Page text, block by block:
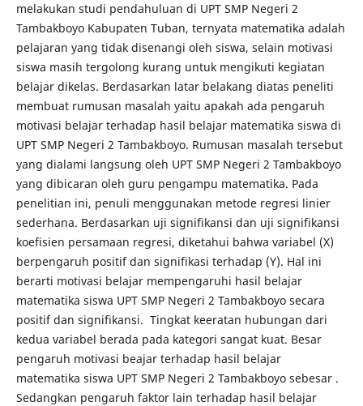
melakukan studi pendahuluan di UPT SMP Negeri 2
Tambakboyo Kabupaten Tuban, ternyata matematika adalah
pelajaran yang tidak disenangi oleh siswa, selain motivasi
siswa masih tergolong kurang untuk mengikuti kegiatan
belajar dikelas. Berdasarkan latar belakang diatas peneliti
membuat rumusan masalah yaitu apakah ada pengaruh
motivasi belajar terhadap hasil belajar matematika siswa di
UPT SMP Negeri 2 Tambakboyo. Rumusan masalah tersebut
yang dialami langsung oleh UPT SMP Negeri 2 Tambakboyo
yang dibicaran oleh guru pengampu matematika. Pada
penelitian ini, penuli menggunakan metode regresi linier
sederhana. Berdasarkan uji signifikansi dan uji signifikansi
koefisien persamaan regresi, diketahui bahwa variabel (X)
berpengaruh positif dan signifikasi terhadap (Y). Hal ini
berarti motivasi belajar mempengaruhi hasil belajar
matematika siswa UPT SMP Negeri 2 Tambakboyo secara
positif dan signifikansi. Tingkat keeratan hubungan dari
kedua variabel berada pada kategori sangat kuat. Besar
pengaruh motivasi beajar terhadap hasil belajar
matematika siswa UPT SMP Negeri 2 Tambakboyo sebesar .
Sedangkan pengaruh faktor lain terhadap hasil belajar